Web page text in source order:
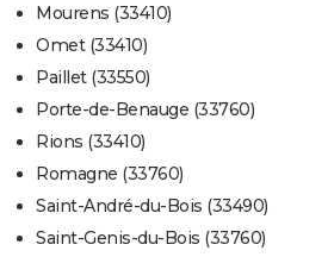
Mourens (33410)
Omet (33410)
Paillet (33550)
Porte-de-Benauge (33760)
Rions (33410)
Romagne (33760)
Saint-André-du-Bois (33490)
Saint-Genis-du-Bois (33760)